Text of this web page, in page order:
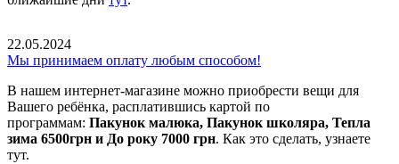
22.05.2024
Мы принимаем оплату любым способом!
В нашем интернет-магазине можно приобрести вещи для
Вашего ребёнка, расплатившись картой по
программам: Пакунок малюка, Пакунок школяра, Тепла
зима 6500грн и До року 7000 грн. Как это сделать, узнаете
тут.